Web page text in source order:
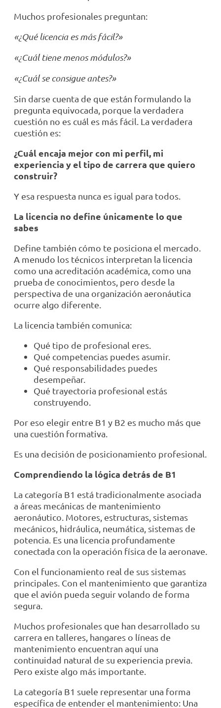
Muchos profesionales preguntan:
«¿Qué licencia es más fácil?»
«¿Cuál tiene menos módulos?»
«¿Cuál se consigue antes?»
Sin darse cuenta de que están formulando la
pregunta equivocada, porque la verdadera
cuestión no es cuál es más fácil. La verdadera
cuestión es:
¿Cuál encaja mejor con mi perfil, mi
experiencia y el tipo de carrera que quiero
construir?
Y esa respuesta nunca es igual para todos.
La licencia no define únicamente lo que
sabes
Define también cómo te posiciona el mercado.
A menudo los técnicos interpretan la licencia
como una acreditación académica, como una
prueba de conocimientos, pero desde la
perspectiva de una organización aeronáutica
ocurre algo diferente.
La licencia también comunica:
Qué tipo de profesional eres.
Qué competencias puedes asumir.
Qué responsabilidades puedes
desempeñar.
Qué trayectoria profesional estás
construyendo.
Por eso elegir entre B1 y B2 es mucho más que
una cuestión formativa.
Es una decisión de posicionamiento profesional.
Comprendiendo la lógica detrás de B1
La categoría B1 está tradicionalmente asociada
a áreas mecánicas de mantenimiento
aeronáutico. Motores, estructuras, sistemas
mecánicos, hidráulica, neumática, sistemas de
potencia. Es una licencia profundamente
conectada con la operación física de la aeronave.
Con el funcionamiento real de sus sistemas
principales. Con el mantenimiento que garantiza
que el avión pueda seguir volando de forma
segura.
Muchos profesionales que han desarrollado su
carrera en talleres, hangares o líneas de
mantenimiento encuentran aquí una
continuidad natural de su experiencia previa.
Pero existe algo más importante.
La categoría B1 suele representar una forma
específica de entender el mantenimiento: Una